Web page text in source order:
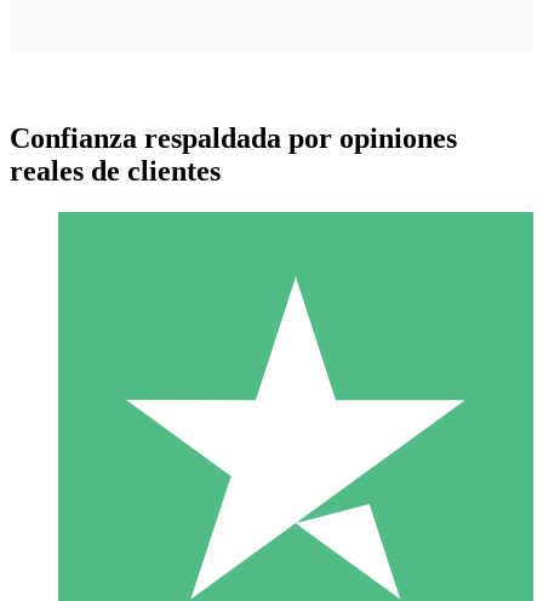
Paquetes de Créditos Individuales
Paga según el uso con créditos de descarga. Sin compromiso
10 00
Confianza respaldada por opiniones
reales de clientes